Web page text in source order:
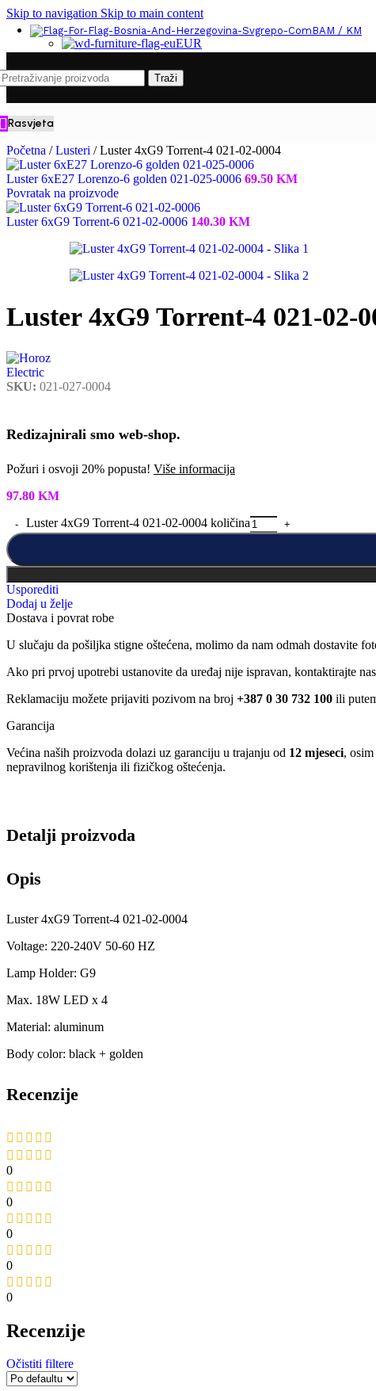
Skip to navigation Skip to main content
BAM / KM
EUR
Traži
Rasvjeta
Početna / Lusteri / Luster 4xG9 Torrent-4 021-02-0004
Luster 6xE27 Lorenzo-6 golden 021-025-0006 69.50 KM
Povratak na proizvode
Luster 6xG9 Torrent-6 021-02-0006 140.30 KM
Luster 4xG9 Torrent-4 021-02-
SKU: 021-027-0004
Redizajnirali smo web-shop.
Požuri i osvoji 20% popusta! Više informacija
97.80 KM
Luster 4xG9 Torrent-4 021-02-0004 količina
Usporediti
Dodaj u želje
Dostava i povrat robe
U slučaju da pošiljka stigne oštećena, molimo da nam odmah dostavite
Ako pri prvoj upotrebi ustanovite da uređaj nije ispravan, kontaktirajte
Reklamaciju možete prijaviti pozivom na broj +387 0 30 732 100 ili
Garancija
Većina naših proizvoda dolazi uz garanciju u trajanju od 12 mjeseci,
nepravilnog korištenja ili fizičkog oštećenja.
Detalji proizvoda
Opis
Luster 4xG9 Torrent-4 021-02-0004
Voltage: 220-240V 50-60 HZ
Lamp Holder: G9
Max. 18W LED x 4
Material: aluminum
Body color: black + golden
Recenzije
0
0
0
0
0
Recenzije
Očistiti filtere